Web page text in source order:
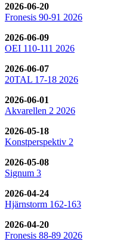
2026-06-20
Fronesis 90-91 2026
2026-06-09
OEI 110-111 2026
2026-06-07
20TAL 17-18 2026
2026-06-01
Akvarellen 2 2026
2026-05-18
Konstperspektiv 2
2026-05-08
Signum 3
2026-04-24
Hjärnstorm 162-163
2026-04-20
Fronesis 88-89 2026